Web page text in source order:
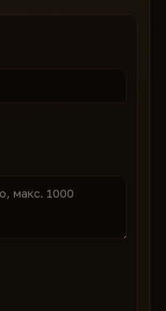
（平衡）、胸部（可
控制